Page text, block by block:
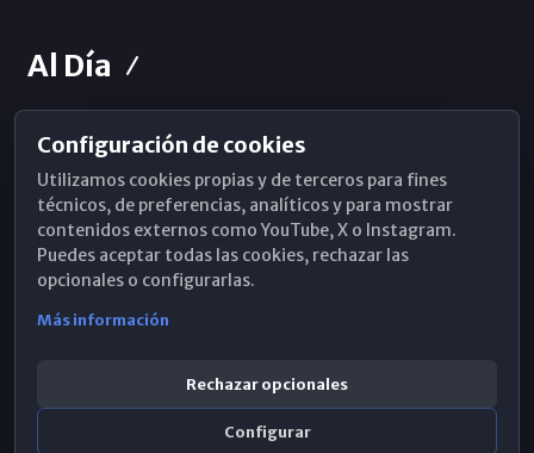
Al Día
Horarios de Misa
Hemeroteca
WhatsApp
Configuración de cookies
Utilizamos cookies propias y de terceros para fines
técnicos, de preferencias, analíticos y para mostrar
contenidos externos como YouTube, X o Instagram.
Puedes aceptar todas las cookies, rechazar las
opcionales o configurarlas.
Más información
Rechazar opcionales
Configurar